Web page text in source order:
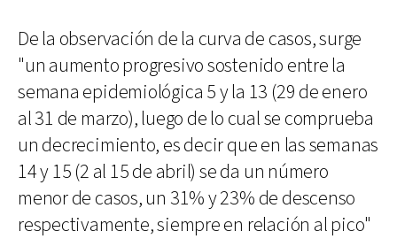
De la observación de la curva de casos, surge
"un aumento progresivo sostenido entre la
semana epidemiológica 5 y la 13 (29 de enero
al 31 de marzo), luego de lo cual se comprueba
un decrecimiento, es decir que en las semanas
14 y 15 (2 al 15 de abril) se da un número
menor de casos, un 31% y 23% de descenso
respectivamente, siempre en relación al pico"